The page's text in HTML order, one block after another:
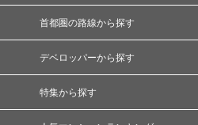
首都圏の路線から探す
デベロッパーから探す
特集から探す